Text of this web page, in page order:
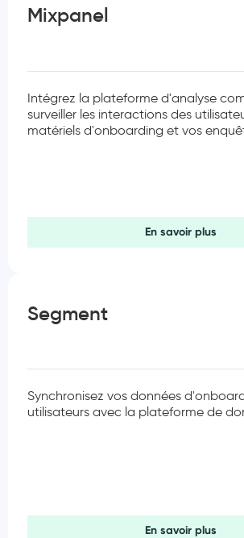
Mixpanel
Intégrez la plateforme d'analyse
surveiller les interactions des
matériels d'onboarding et vos
En savoir plus
Segment
Synchronisez vos données
utilisateurs avec la plateforme de
En savoir plus